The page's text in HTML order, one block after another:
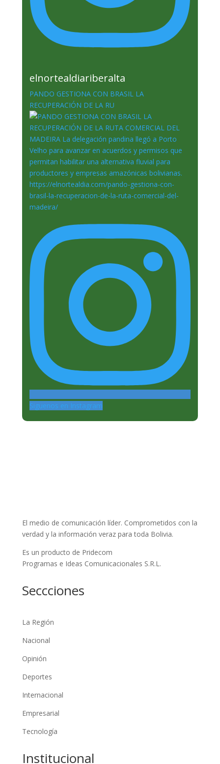
elnortealdiariberalta
PANDO GESTIONA CON BRASIL LA
RECUPERACIÓN DE LA RU
Siguenos en Instagram
El medio de comunicación líder. Comprometidos con la
verdad y la información veraz para toda Bolivia.
Es un producto de Pridecom
Programas e Ideas Comunicacionales S.R.L.
Seccciones
La Región
Nacional
Opinión
Deportes
Internacional
Empresarial
Tecnología
Institucional